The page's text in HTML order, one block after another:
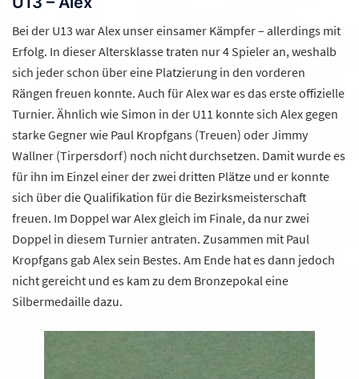
Bei der U13 war Alex unser einsamer Kämpfer – allerdings mit
Erfolg. In dieser Altersklasse traten nur 4 Spieler an, weshalb
sich jeder schon über eine Platzierung in den vorderen
Rängen freuen konnte. Auch für Alex war es das erste offizielle
Turnier. Ähnlich wie Simon in der U11 konnte sich Alex gegen
starke Gegner wie Paul Kropfgans (Treuen) oder Jimmy
Wallner (Tirpersdorf) noch nicht durchsetzen. Damit wurde es
für ihn im Einzel einer der zwei dritten Plätze und er konnte
sich über die Qualifikation für die Bezirksmeisterschaft
freuen. Im Doppel war Alex gleich im Finale, da nur zwei
Doppel in diesem Turnier antraten. Zusammen mit Paul
Kropfgans gab Alex sein Bestes. Am Ende hat es dann jedoch
nicht gereicht und es kam zu dem Bronzepokal eine
Silbermedaille dazu.